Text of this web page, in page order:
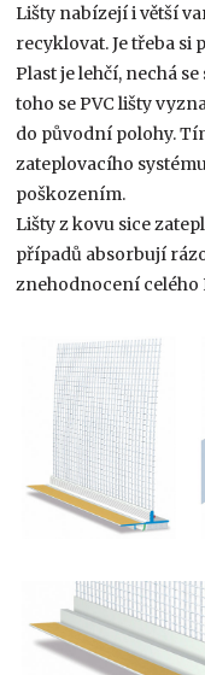
Lišty nabízejí i větší
recyklovat. Je třeba
Plast je lehčí, nechá
toho se PVC lišty
do původní polohy.
zateplovacího
poškozením.
Lišty z kovu sice
případů absorbují
znehodnocení celého